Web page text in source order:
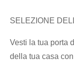
SELEZIONE
Vesti la tua porta
della tua casa